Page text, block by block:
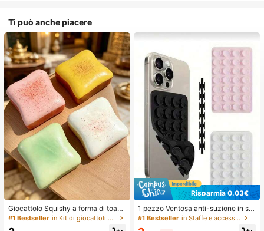
Ti può anche piacere
Giocattolo Squishy a forma di toast
extra large, super morbido, giocattol
o antistress a forma di toast al burr
#1 Bestseller in Kit di giocattoli da viaggio Giocattoli da spre
Risparmia 0.03€
1 pezzo Ventosa anti-suzione in sili
cone per telefono, 28 pezzi Ventos
#1 Bestseller in Staffe e accessori